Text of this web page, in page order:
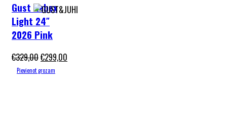
Gust Rebex
Light 24″
2026 Pink
€329,00€299,00
Pievienot grozam